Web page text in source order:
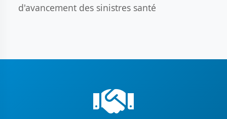
d'avancement des sinistres santé